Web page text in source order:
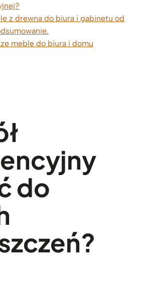
z drewna do biura i gabinetu od
meble do biura i domu
do